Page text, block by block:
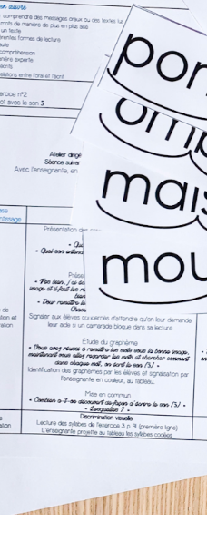
Teachcollab
CRPE
La
Nous
Contact